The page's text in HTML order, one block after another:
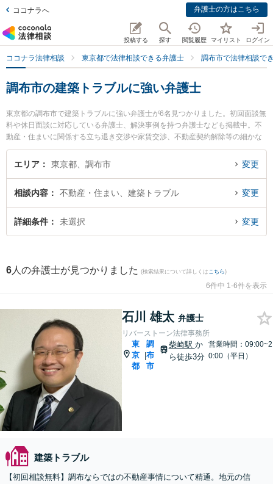
ココナラへ 弁護士の方はこちら
投稿する 探す 閲覧履歴 マイリスト ログイン
ココナラ法律相談 東京都で法律相談できる弁護士 調布市で法律相談で
調布市の建築トラブルに強い弁護士
東京都の調布市で建築トラブルに強い弁護士が6名見つかりました。初回面談無
料や休日面談に対応している弁護士、解決事例を持つ弁護士なども掲載中。不
動産・住まいに関係する立ち退き交渉や家賃交渉、不動産契約解除等の細かな
分野での絞り込み検索もでき便利です。特にリバーストーン法律事務所の石川
雄太弁護士や調布武蔵野の森法律事務所の安川 愼二弁護士、多摩オアシス法律
ぐに弁護士に相談したい』『建築トラブルのトラブル解決の実績豊富な近くの
弁護士を検索したい』『初回相談無料で建築トラブルを法律相談できる調布市
内の弁護士に相談予約したい』などでお困りの相談者さんにおすすめです。
エリア 東京都、調布市 変更
相談内容 不動産・住まい、建築トラブル 変更
詳細条件 未選択 変更
6 人の弁護士が見つかりました (検索結果について詳しくは こちら)
6件中 1-6件を表示
石川 雄太 弁護士
リバーストーン法律事務所
東
京
都
|
調
布
市
柴崎駅 か
ら徒歩3分
営業時間：09:00~2
0:00（平日）
建築トラブル
【初回相談無料】調布ならではの不動産事情について精通。地元の信